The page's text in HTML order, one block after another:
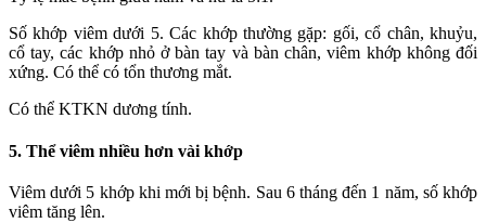
Số khớp viêm dưới 5. Các khớp thường gặp: gối, cổ chân, khuỷu,
cổ tay, các khớp nhỏ ở bàn tay và bàn chân, viêm khớp không đối
xứng. Có thể có tổn thương mắt.
Có thể KTKN dương tính.
5. Thể viêm nhiều hơn vài khớp
Viêm dưới 5 khớp khi mới bị bệnh. Sau 6 tháng đến 1 năm, số khớp
viêm tăng lên.